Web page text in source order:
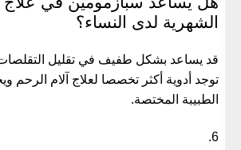
الشهرية لدى النساء؟
قد يساعد بشكل طفيف في تقليل
توجد أدوية أكثر تخصصا لعلاج آلام الرحم
الطبيبة المختصة.